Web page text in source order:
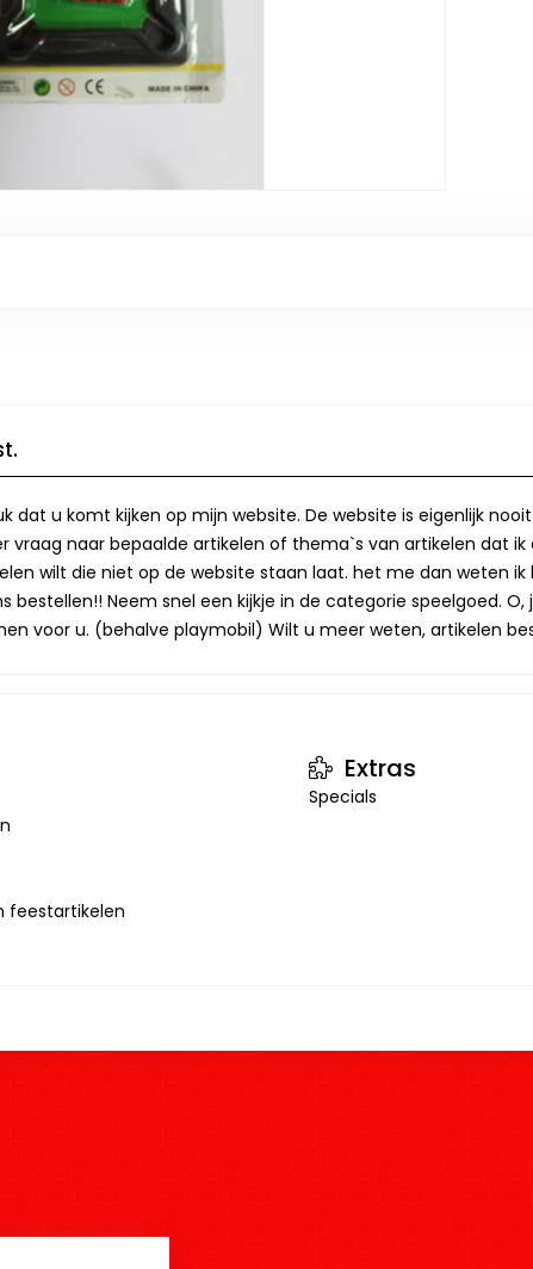
dat u komt kijken op mijn website. De website is eigenlijk
vraag naar bepaalde artikelen of thema`s van artikelen dat
wilt die niet op de website staan laat. het me dan weten
bestellen!! Neem snel een kijkje in de categorie speelgoed.
voor u. (behalve playmobil) Wilt u meer weten, artikelen
feestartikelen
Extras
Specials